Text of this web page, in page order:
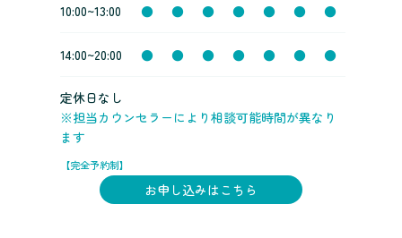
10:00~13:00 ● ● ● ● ● ● ●
14:00~20:00 ● ● ● ● ● ● ●
定休日なし
※担当カウンセラーにより相談可能時間が異なり
ます
【完全予約制】
お申し込みはこちら